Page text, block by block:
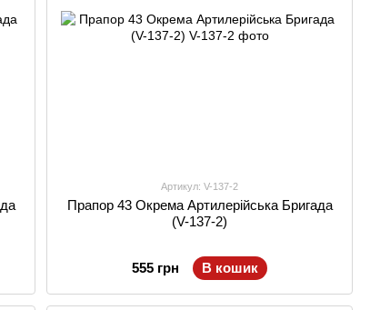
Артикул: V-137-2
Прапор 43 Окрема Артилерійська Бригада
(V-137-2)
555 грн В кошик